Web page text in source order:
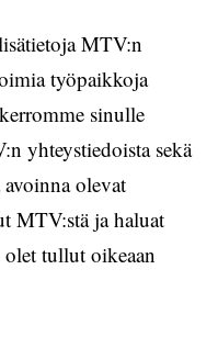
MTV:n
työpaikkoja
sinulle
yhteystiedoista sekä
olevat
MTV:stä ja haluat
olet tullut oikeaan